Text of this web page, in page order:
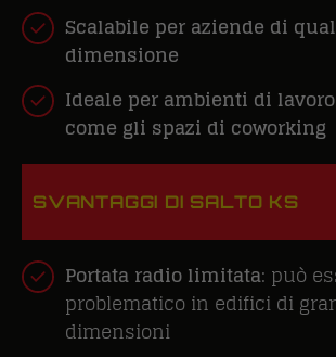
Scalabile per aziende di
dimensione
Ideale per ambienti di
come gli spazi di coworking
SVANTAGGI DI SALTO KS
Portata radio limitata: può
problematico in edifici di
dimensioni